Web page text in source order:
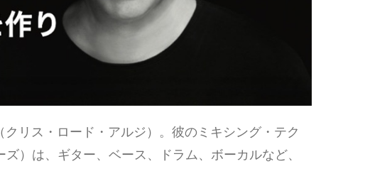
リス・ロード・アルジ）。彼のミキシング・テク
ズ）は、ギター、ベース、ドラム、ボーカルなど、